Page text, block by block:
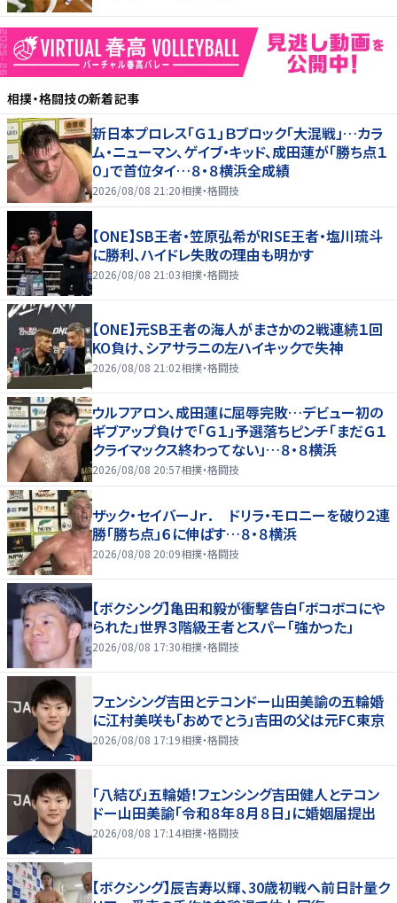
相撲・格闘技の新着記事
新日本プロレス「Ｇ１」Ｂブロック「大混戦」…カラ
ム・ニューマン、ゲイブ・キッド、成田蓮が「勝ち点１
０」で首位タイ…８・８横浜全成績
2026/08/08 21:20相撲・格闘技
【ONE】SB王者・笠原弘希がRISE王者・塩川琉斗
に勝利、ハイドレ失敗の理由も明かす
2026/08/08 21:03相撲・格闘技
【ONE】元SB王者の海人がまさかの２戦連続１回
KO負け、シアサラニの左ハイキックで失神
2026/08/08 21:02相撲・格闘技
ウルフアロン、成田蓮に屈辱完敗…デビュー初の
ギブアップ負けで「Ｇ１」予選落ちピンチ「まだＧ１
クライマックス終わってない」…８・８横浜
2026/08/08 20:57相撲・格闘技
ザック・セイバーＪｒ． ドリラ・モロニーを破り２連
勝「勝ち点」６に伸ばす…８・８横浜
2026/08/08 20:09相撲・格闘技
【ボクシング】亀田和毅が衝撃告白「ボコボコにや
られた」世界３階級王者とスパー「強かった」
2026/08/08 17:30相撲・格闘技
フェンシング吉田とテコンドー山田美諭の五輪婚
に江村美咲も「おめでとう」吉田の父は元FC東京
2026/08/08 17:19相撲・格闘技
「八結び」五輪婚！フェンシング吉田健人とテコン
ドー山田美諭「令和８年８月８日」に婚姻届提出
2026/08/08 17:14相撲・格闘技
【ボクシング】辰吉寿以輝、30歳初戦へ前日計量ク